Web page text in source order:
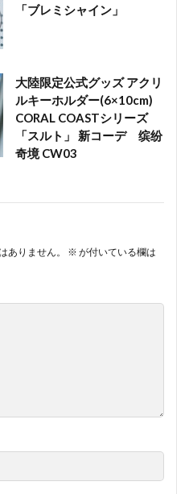
「ブレミシャイン」
大陸限定公式グッズ アクリ
ルキーホルダー(6×10cm)
CORAL COASTシリーズ
「スルト」 新コーデ 缤纷
奇境 CW03
ありません。 ※ が付いている欄は